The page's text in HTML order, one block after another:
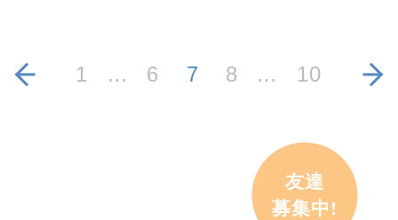
1 … 6 7 8 … 10
友達
募集中!